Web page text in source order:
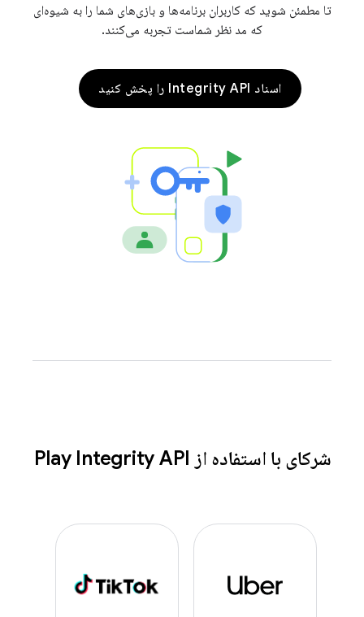
تا مطمئن شوید که کاربران برنامه‌ها و بازی‌های شما را به شیوه‌ای
که مد نظر شماست تجربه می‌کنند.
اسناد Integrity API را پخش کنید
شرکای با استفاده از Play Integrity API